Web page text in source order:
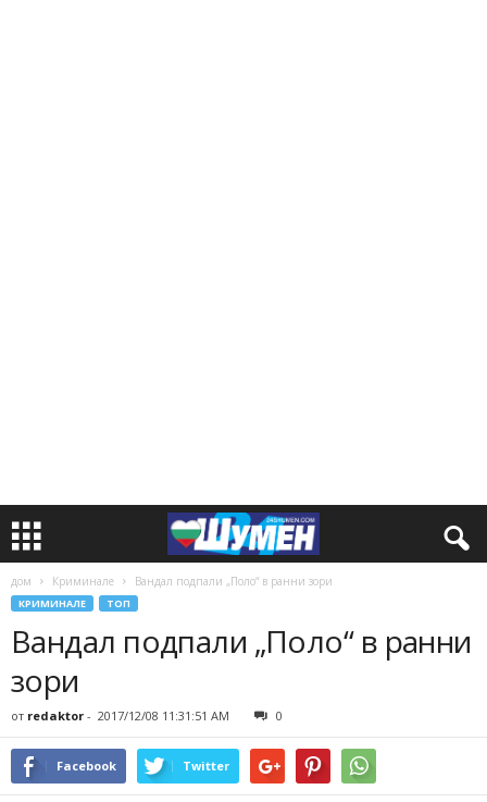
дом Криминале Вандал подпали „Поло“ в ранни зори
КРИМИНАЛЕ ТОП
Вандал подпали „Поло“ в ранни
зори
от redaktor - 2017/12/08 11:31:51 AM 0
Facebook Twitter